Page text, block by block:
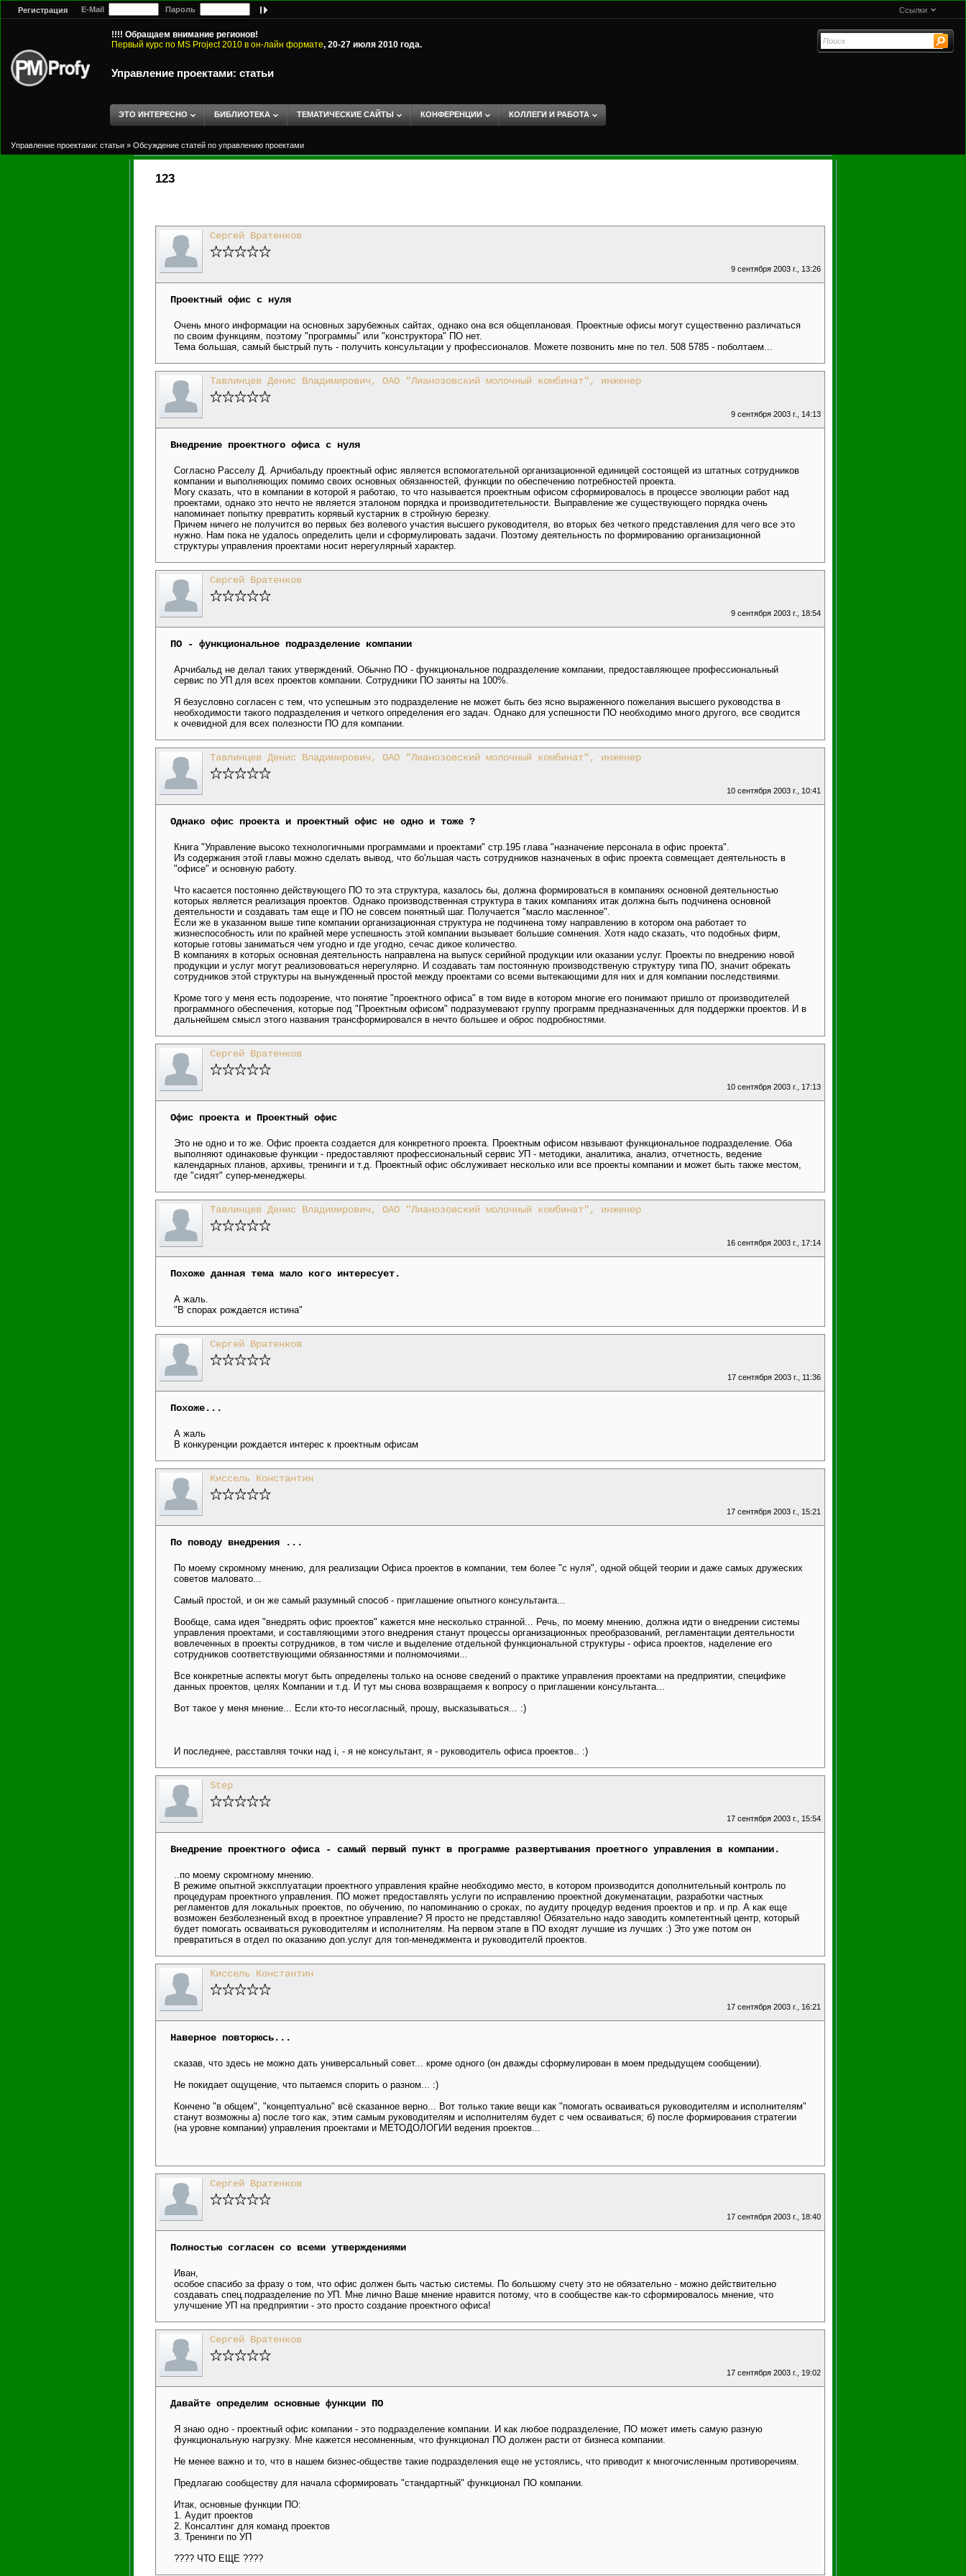
Регистрация E-Mail Пароль Ссылки
!!!! Обращаем внимание регионов!
Первый курс по MS Project 2010 в он-лайн формате, 20-27 июля 2010 года.
Управление проектами: статьи
ЭТО ИНТЕРЕСНО БИБЛИОТЕКА ТЕМАТИЧЕСКИЕ САЙТЫ КОНФЕРЕНЦИИ КОЛЛЕГИ И РАБОТА
Управление проектами: статьи » Обсуждение статей по управлению проектами
123
Сергей Вратенков
9 сентября 2003 г., 13:26
Проектный офис с нуля
Очень много информации на основных зарубежных сайтах, однако она вся общеплановая. Проектные офисы могут существенно различаться
по своим функциям, поэтому "программы" или "конструктора" ПО нет.
Тема большая, самый быстрый путь - получить консультации у профессионалов. Можете позвонить мне по тел. 508 5785 - поболтаем...
Тавлинцев Денис Владимирович, ОАО "Лианозовский молочный комбинат", инженер
9 сентября 2003 г., 14:13
Внедрение проектного офиса с нуля
Согласно Расселу Д. Арчибальду проектный офис является вспомогательной организационной единицей состоящей из штатных сотрудников
компании и выполняющих помимо своих основных обязанностей, функции по обеспечению потребностей проекта.
Могу сказать, что в компании в которой я работаю, то что называется проектным офисом сформировалось в процессе эволюции работ над
проектами, однако это нечто не является эталоном порядка и производитетельности. Выправление же существующего порядка очень
напоминает попытку превратить корявый кустарник в стройную березку.
Причем ничего не получится во первых без волевого участия высшего руководителя, во вторых без четкого представления для чего все это
нужно. Нам пока не удалось определить цели и сформулировать задачи. Поэтому деятельность по формированию организационной
структуры управления проектами носит нерегулярный характер.
Сергей Вратенков
9 сентября 2003 г., 18:54
ПО - функциональное подразделение компании
Арчибальд не делал таких утверждений. Обычно ПО - функциональное подразделение компании, предоставляющее профессиональный
сервис по УП для всех проектов компании. Сотрудники ПО заняты на 100%.
Я безусловно согласен с тем, что успешным это подразделение не может быть без ясно выраженного пожелания высшего руководства в
необходимости такого подразделения и четкого определения его задач. Однако для успешности ПО необходимо много другого, все сводится
к очевидной для всех полезности ПО для компании.
Тавлинцев Денис Владимирович, ОАО "Лианозовский молочный комбинат", инженер
10 сентября 2003 г., 10:41
Однако офис проекта и проектный офис не одно и тоже ?
Книга "Управление высоко технологичными программами и проектами" стр.195 глава "назначение персонала в офис проекта".
Из содержания этой главы можно сделать вывод, что бо'льшая часть сотрудников назначеных в офис проекта совмещает деятельность в
"офисе" и основную работу.
Что касается постоянно действующего ПО то эта структура, казалось бы, должна формироваться в компаниях основной деятельностью
которых является реализация проектов. Однако производственная структура в таких компаниях итак должна быть подчинена основной
деятельности и создавать там еще и ПО не совсем понятный шаг. Получается "масло масленное".
Если же в указанном выше типе компании организационная структура не подчинена тому направлению в котором она работает то
жизнеспособность или по крайней мере успешность этой компании вызывает большие сомнения. Хотя надо сказать, что подобных фирм,
которые готовы заниматься чем угодно и где угодно, сечас дикое количество.
В компаниях в которых основная деятельность направлена на выпуск серийной продукции или оказании услуг. Проекты по внедрению новой
продукции и услуг могут реализововаться нерегулярно. И создавать там постоянную производственую структуру типа ПО, значит обрекать
сотрудников этой структуры на вынужденный простой между проектами со всеми вытекающими для них и для компании последствиями.
Кроме того у меня есть подозрение, что понятие "проектного офиса" в том виде в котором многие его понимают пришло от производителей
программного обеспечения, которые под "Проектным офисом" подразумевают группу программ предназначенных для поддержки проектов. И в
дальнейшем смысл этого названия трансформировался в нечто большее и оброс подробностями.
Сергей Вратенков
10 сентября 2003 г., 17:13
Офис проекта и Проектный офис
Это не одно и то же. Офис проекта создается для конкретного проекта. Проектным офисом нвзывают функциональное подразделение. Оба
выполняют одинаковые функции - предоставляют профессиональный сервис УП - методики, аналитика, анализ, отчетность, ведение
календарных планов, архивы, тренинги и т.д. Проектный офис обслуживает несколько или все проекты компании и может быть также местом,
где "сидят" супер-менеджеры.
Тавлинцев Денис Владимирович, ОАО "Лианозовский молочный комбинат", инженер
16 сентября 2003 г., 17:14
Похоже данная тема мало кого интересует.
А жаль.
"В спорах рождается истина"
Сергей Вратенков
17 сентября 2003 г., 11:36
Похоже...
А жаль
В конкуренции рождается интерес к проектным офисам
Киссель Константин
17 сентября 2003 г., 15:21
По поводу внедрения ...
По моему скромному мнению, для реализации Офиса проектов в компании, тем более "с нуля", одной общей теории и даже самых дружеских
советов маловато...
Самый простой, и он же самый разумный способ - приглашение опытного консультанта...
Вообще, сама идея "внедрять офис проектов" кажется мне несколько странной... Речь, по моему мнению, должна идти о внедрении системы
управления проектами, и составляющими этого внедрения станут процессы организационных преобразований, регламентации деятельности
вовлеченных в проекты сотрудников, в том числе и выделение отдельной функциональной структуры - офиса проектов, наделение его
сотрудников соответствующими обязанностями и полномочиями...
Все конкретные аспекты могут быть определены только на основе сведений о практике управления проектами на предприятии, специфике
данных проектов, целях Компании и т.д. И тут мы снова возвращаемя к вопросу о приглашении консультанта...
Вот такое у меня мнение... Если кто-то несогласный, прошу, высказываться... :)
И последнее, расставляя точки над i, - я не консультант, я - руководитель офиса проектов.. :)
Step
17 сентября 2003 г., 15:54
Внедрение проектного офиса - самый первый пункт в программе развертывания проетного управления в компании.
..по моему скромгному мнению.
В режиме опытной экксплуатации проектного управления крайне необходимо место, в котором производится дополнительный контроль по
процедурам проектного управления. ПО может предоставлять услуги по исправлению проектной докуменатации, разработки частных
регламентов для локальных проектов, по обучению, по напоминанию о сроках, по аудиту процедур ведения проектов и пр. и пр. А как еще
возможен безболезненый вход в проектное управление? Я просто не представляю! Обязательно надо заводить компетентный центр, который
будет помогать осваиваться руководителям и исполнителям. На первом этапе в ПО входят лучшие из лучших :) Это уже потом он
превратиться в отдел по оказанию доп.услуг для топ-менеджмента и руководителй проектов.
Киссель Константин
17 сентября 2003 г., 16:21
Наверное повторюсь...
сказав, что здесь не можно дать универсальный совет... кроме одного (он дважды сформулирован в моем предыдущем сообщении).
Не покидает ощущение, что пытаемся спорить о разном... :)
Кончено "в общем", "концептуально" всё сказанное верно... Вот только такие вещи как "помогать осваиваться руководителям и исполнителям"
станут возможны а) после того как, этим самым руководителям и исполнителям будет с чем осваиваться; б) после формирования стратегии
(на уровне компании) управления проектами и МЕТОДОЛОГИИ ведения проектов...
Сергей Вратенков
17 сентября 2003 г., 18:40
Полностью согласен со всеми утверждениями
Иван,
особое спасибо за фразу о том, что офис должен быть частью системы. По большому счету это не обязательно - можно действительно
создавать спец.подразделение по УП. Мне лично Ваше мнение нравится потому, что в сообществе как-то сформировалось мнение, что
улучшение УП на предприятии - это просто создание проектного офиса!
Сергей Вратенков
17 сентября 2003 г., 19:02
Давайте определим основные функции ПО
Я знаю одно - проектный офис компании - это подразделение компании. И как любое подразделение, ПО может иметь самую разную
функциональную нагрузку. Мне кажется несомненным, что функционал ПО должен расти от бизнеса компании.
Не менее важно и то, что в нашем бизнес-обществе такие подразделения еще не устоялись, что приводит к многочисленным противоречиям.
Предлагаю сообществу для начала сформировать "стандартный" функционал ПО компании.
Итак, основные функции ПО:
1. Аудит проектов
2. Консалтинг для команд проектов
3. Тренинги по УП
???? ЧТО ЕЩЕ ????